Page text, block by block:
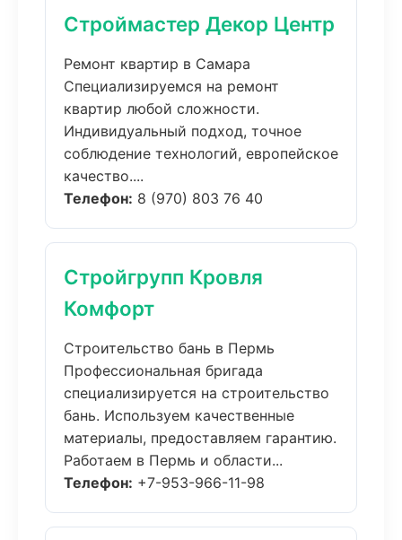
Строймастер Декор Центр
Ремонт квартир в Самара
Специализируемся на ремонт
квартир любой сложности.
Индивидуальный подход, точное
соблюдение технологий, европейское
качество....
Телефон: 8 (970) 803 76 40
Стройгрупп Кровля
Комфорт
Строительство бань в Пермь
Профессиональная бригада
специализируется на строительство
бань. Используем качественные
материалы, предоставляем гарантию.
Работаем в Пермь и области...
Телефон: +7-953-966-11-98